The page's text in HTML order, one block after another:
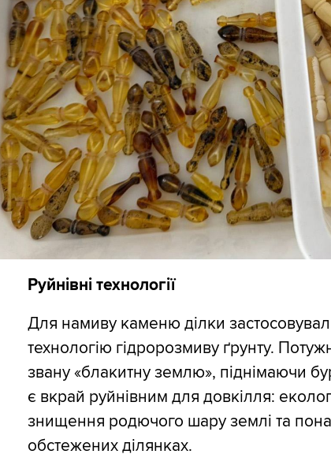
Руйнівні технології
Для намиву каменю ділки
технологію гідророзмиву ґрунту.
звану «блакитну землю», піднімаючи
є вкрай руйнівним для довкілля:
знищення родючого шару землі та
обстежених ділянках.